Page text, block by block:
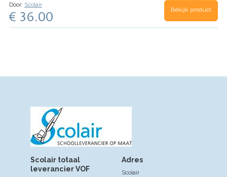
Door: Scolair
€ 36.00 Bekijk product
Adres
Scolair
Scolair totaal
leverancier VOF